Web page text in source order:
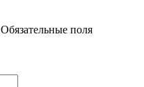
Обязательные поля